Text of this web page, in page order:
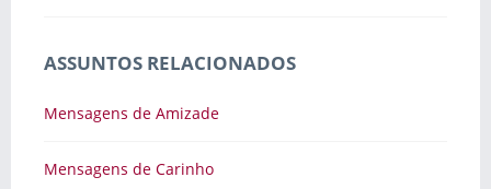
ASSUNTOS RELACIONADOS
Mensagens de Amizade
Mensagens de Carinho